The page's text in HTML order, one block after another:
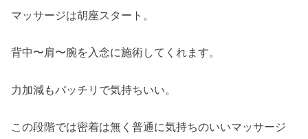
マッサージは胡座スタート。
背中〜肩〜腕を入念に施術してくれます。
力加減もバッチリで気持ちいい。
この段階では密着は無く普通に気持ちのいいマッサージ